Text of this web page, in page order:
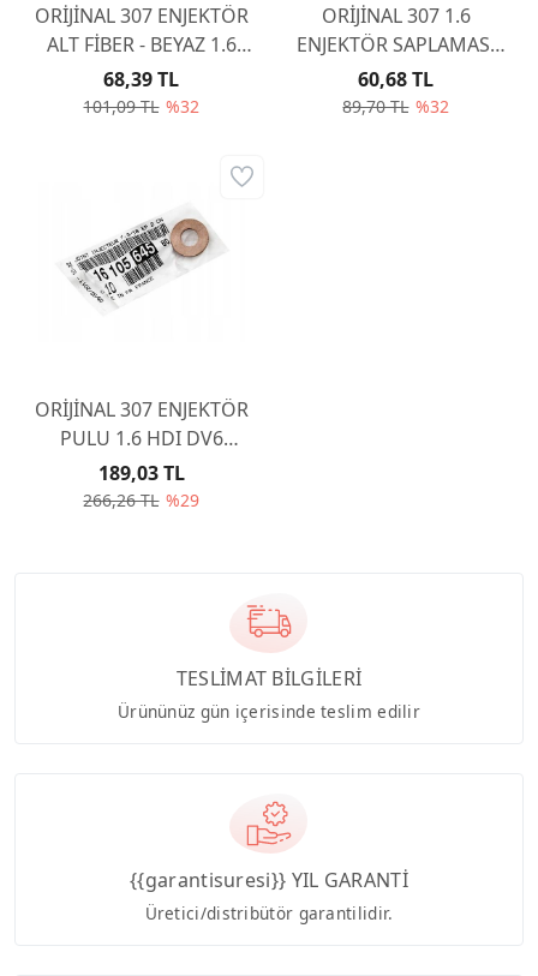
ORİJİNAL 307 ENJEKTÖR
ALT FİBER - BEYAZ 1.6
HDI DV6 1609848080
101,09 TL %32
68,39 TL
ORİJİNAL 307 1.6
ENJEKTÖR SAPLAMASI
DV6 1.6 110 HP 198283
89,70 TL %32
60,68 TL
ORİJİNAL 307 ENJEKTÖR
PULU 1.6 HDI DV6
110HP 1610564580
266,26 TL %29
189,03 TL
TESLİMAT BİLGİLERİ
Ürününüz gün içerisinde teslim edilir
{{garantisuresi}} YIL GARANTİ
Üretici/distribütör garantilidir.